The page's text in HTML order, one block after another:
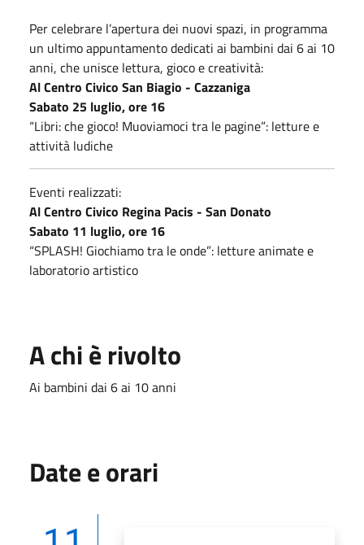
Per celebrare l’apertura dei nuovi spazi, in programma
un ultimo appuntamento dedicati ai bambini dai 6 ai 10
anni, che unisce lettura, gioco e creatività:
Al Centro Civico San Biagio - Cazzaniga
Sabato 25 luglio, ore 16
“Libri: che gioco! Muoviamoci tra le pagine”: letture e
attività ludiche
Eventi realizzati:
Al Centro Civico Regina Pacis - San Donato
Sabato 11 luglio, ore 16
“SPLASH! Giochiamo tra le onde”: letture animate e
laboratorio artistico
A chi è rivolto
Ai bambini dai 6 ai 10 anni
Date e orari